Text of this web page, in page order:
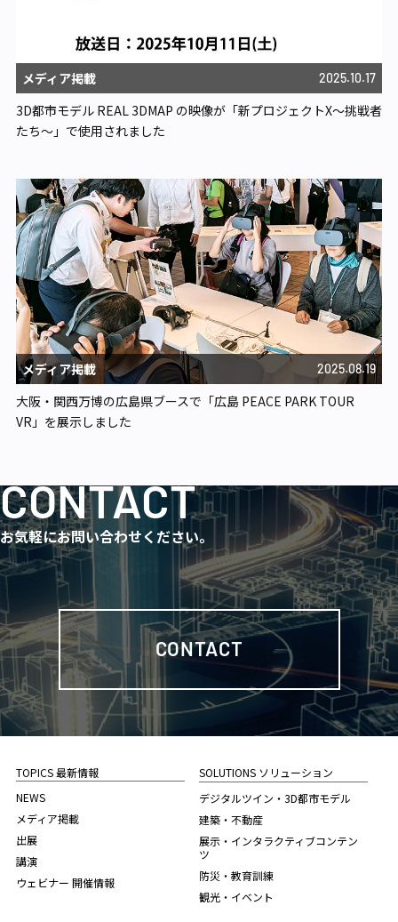
メディア掲載 2025.10.17
3D都市モデル REAL 3DMAP の映像が「新プロジェクトX〜挑戦者
たち〜」で使用されました
メディア掲載 2025.08.19
大阪・関西万博の広島県ブースで「広島 PEACE PARK TOUR
VR」を展示しました
CONTACT
お気軽にお問い合わせください。
CONTACT
TOPICS 最新情報
NEWS
メディア掲載
出展
講演
ウェビナー 開催情報
SOLUTIONS ソリューション
デジタルツイン・3D都市モデル
建築・不動産
展示・インタラクティブコンテン
ツ
防災・教育訓練
観光・イベント